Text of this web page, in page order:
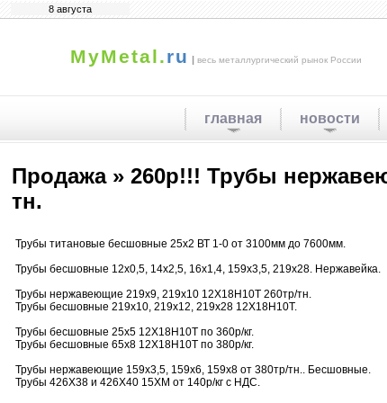
8 августа
MyMetal.ru | весь металлургический рынок России
главная новости
Продажа » 260р!!! Трубы
тн.
Трубы титановые бесшовные 25х2 ВТ 1-0 от 3100мм до 7600мм.
Трубы бесшовные 12х0,5, 14х2,5, 16х1,4, 159х3,5, 219х28. Нержавейка.
Трубы нержавеющие 219х9, 219х10 12Х18Н10Т 260тр/тн.
Трубы бесшовные 219х10, 219х12, 219х28 12Х18Н10Т.
Трубы бесшовные 25х5 12Х18Н10Т по 360р/кг.
Трубы бесшовные 65х8 12Х18Н10Т по 380р/кг.
Трубы нержавеющие 159х3,5, 159х6, 159х8 от 380тр/тн.. Бесшовные.
Трубы 426Х38 и 426Х40 15ХМ от 140р/кг с НДС.